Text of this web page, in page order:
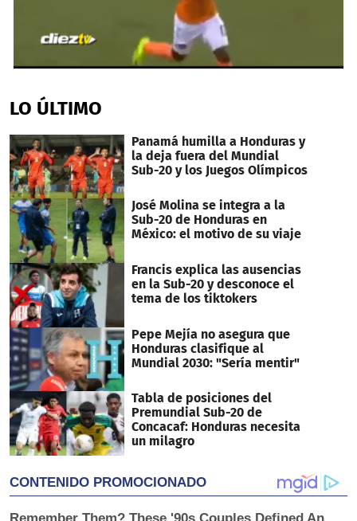
of
56
LO ÚLTIMO
Panamá humilla a Honduras y
la deja fuera del Mundial
Sub-20 y los Juegos Olímpicos
José Molina se integra a la
Sub-20 de Honduras en
México: el motivo de su viaje
Francis explica las ausencias
en la Sub-20 y desconoce el
tema de los tiktokers
Pepe Mejía no asegura que
Honduras clasifique al
Mundial 2030: "Sería mentir"
Tabla de posiciones del
Premundial Sub-20 de
Concacaf: Honduras necesita
un milagro